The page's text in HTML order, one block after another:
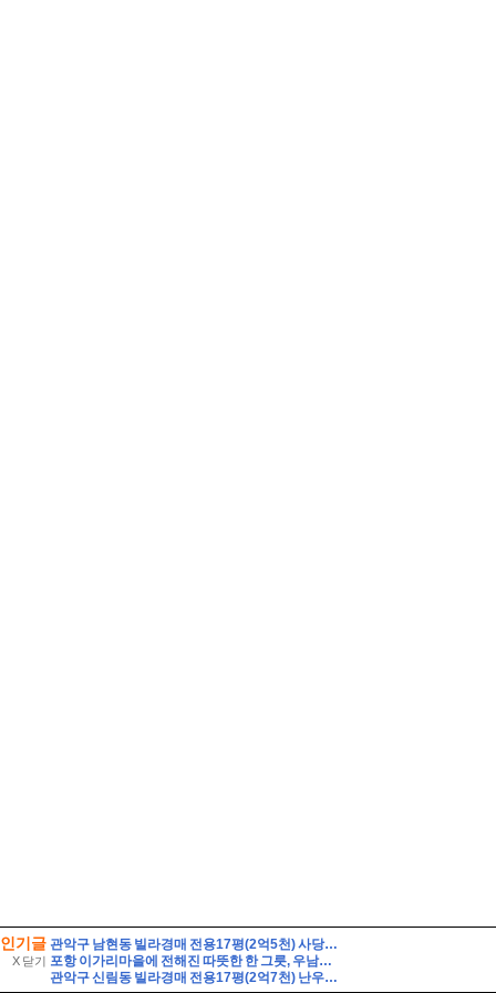
인기글
X 닫기
관악구 남현동 빌라경매 전용17평(2억5천) 사당초등학교인근 1층 구축 다세대빌라 유찰1회 관악구남현동빌라 법원경매 매매
포항 이가리마을에 전해진 따뜻한 한 그릇, 우남회 짜장면 봉사와 살풀이 공연
관악구 신림동 빌라경매 전용17평(2억7천) 난우초등학교인근 성진리치빌 2층 다세대주택 유찰1회 관악구신림동빌라 부동산경매 매매